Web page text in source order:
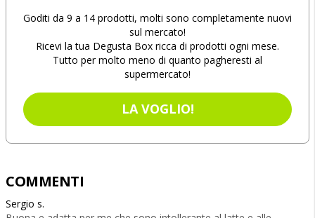
Goditi da 9 a 14 prodotti, molti sono completamente nuovi
sul mercato!
Ricevi la tua Degusta Box ricca di prodotti ogni mese.
Tutto per molto meno di quanto pagheresti al
supermercato!
LA VOGLIO!
COMMENTI
Sergio s.